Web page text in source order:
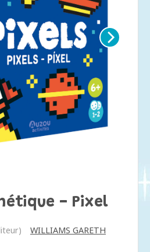
- Pixel
WILLIAMS GARETH